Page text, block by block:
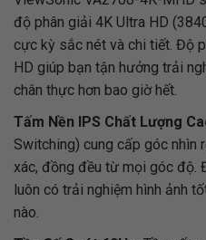
độ phân giải 4K Ultra HD
cực kỳ sắc nét và chi tiết. Độ
HD giúp bạn tận hưởng trải
chân thực hơn bao giờ hết.
Tấm Nền IPS Chất Lượng
Switching) cung cấp góc nhìn
xác, đồng đều từ mọi góc độ.
luôn có trải nghiệm hình ảnh
nào.